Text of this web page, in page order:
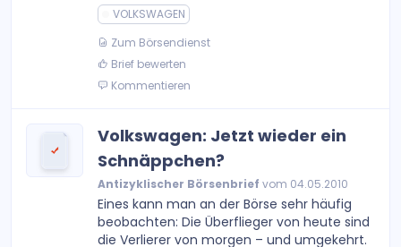
VOLKSWAGEN
Zum Börsendienst
Brief bewerten
Kommentieren
Volkswagen: Jetzt wieder ein
Schnäppchen?
Antizyklischer Börsenbrief vom 04.05.2010
Eines kann man an der Börse sehr häufig
beobachten: Die Überflieger von heute sind
die Verlierer von morgen – und umgekehrt.